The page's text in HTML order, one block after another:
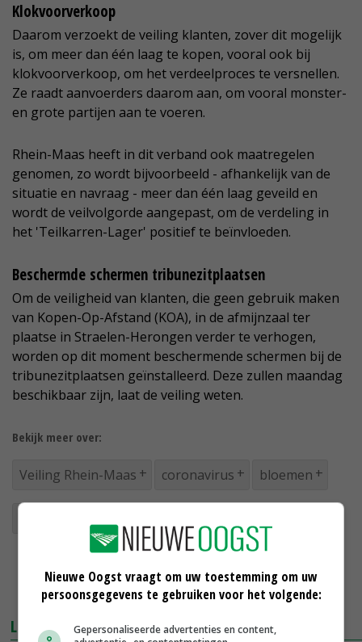
Klokvoorverkoop
Daarom verzoekt de veiling klanten, zover dit mogelijk
is, om meer dan één laag te kopen, vooral ook bij
klokvoorverkoop, om het verdeelproces te versnellen.
Ze raadt aanvoerders daarom aan, om vooral monster-
en grote partijen aan te voeren.
Rhein-Maas heeft in dit verband ook maatregelen
genomen, zo wordt bijvoorbeeld - afhankelijk van de
situatie en navraag - meer dan één laag geveild en
wordt de veilvolgorde aangepast, om de verdeling in
het 'Teilkarren-Lager' positief te beïnvloeden.
Beschermde schermen tribunezitplaatsen
Om de veiligheid van klanten, die geen gebruik maken
van Kopen-Op-Afstand (KOA), in de afmijnzaal ter
plaatse in Straelen-Herongen verder te verhogen,
worden op dit moment beschermende schermen bij de
tribunezitplaatsen geïnstalleerd. Deze zullen maandag
beschikbaar zijn, laat de veiling weten.
Bekijk meer over:
Veiling Rhein-Maas coronavirus bloemen
LEES OOK
Nieuwe Oogst vraagt om uw toestemming om uw
persoonsgegevens te gebruiken voor het volgende:
Gepersonaliseerde advertenties en content,